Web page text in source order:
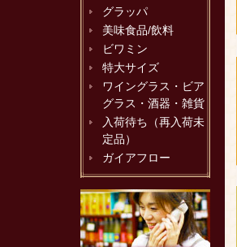
グラッパ
美味食品/飲料
ビワミン
特大サイズ
ワイングラス・ビア
グラス・酒器・雑貨
入荷待ち（再入荷未
定品）
ガイアフロー